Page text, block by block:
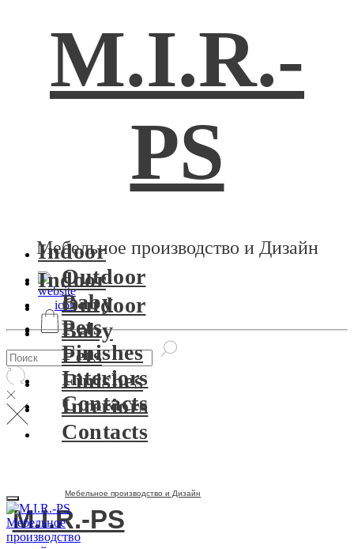
M.I.R.-
PS
Мебельное производство и Дизайн
Indoor
Outdoor
Baby
Pets
Finishes
Interiors
Contacts
Indoor
Outdoor
Baby
Pets
Finishes
Interiors
Contacts
Мебельное производство и Дизайн
M.I.R.-PS